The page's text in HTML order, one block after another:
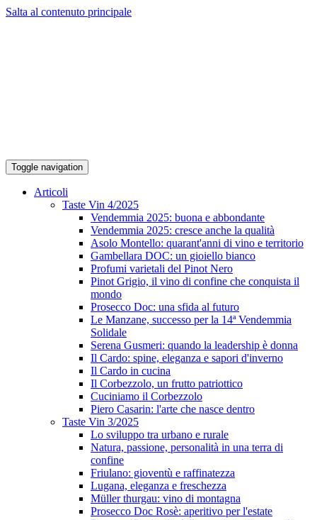
Salta al contenuto principale
Toggle navigation
Articoli
Taste Vin 4/2025
Vendemmia 2025: buona e abbondante
Vendemmia 2025: cresce anche la qualità
Asolo Montello: quarant'anni di vino e territorio
Gambellara DOC: un gioiello bianco
Profumi varietali del Pinot Nero
Pinot Grigio, il vino di confine che conquista il
mondo
Prosecco Doc: una sfida al futuro
Le Manzane, successo per la 14ª Vendemmia
Solidale
Serena Gusmeri: quando la leadership è donna
Il Cardo: spine, eleganza e sapori d'inverno
Il Cardo in cucina
Il Corbezzolo, un frutto patriottico
Cuciniamo il Corbezzolo
Piero Casarin: l'arte che nasce dentro
Taste Vin 3/2025
Lo sviluppo tra urbano e rurale
Natura, passione, personalità in una terra di
confine
Friulano: gioventù e raffinatezza
Lugana, eleganza e freschezza
Müller thurgau: vino di montagna
Prosecco Doc Rosè: aperitivo per l'estate